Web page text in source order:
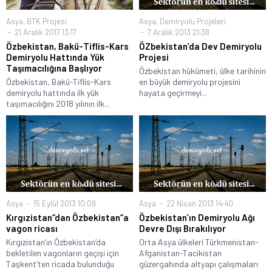
Asya, BTK Projesi
21 Aralık 2017 13:17
Özbekistan, Bakü-Tiflis-Kars
Demiryolu Hattında Yük
Taşımacılığına Başlıyor
Özbekistan, Bakü-Tiflis-Kars
demiryolu hattında ilk yük
taşımacılığını 2018 yılının ilk...
Asya, Demiryolu Projeleri
7 Aralık 2013 21:38
ÖZbekistan’da Dev Demiryolu
Projesi
Özbekistan hükümeti, ülke tarihinin
en büyük demiryolu projesini
hayata geçirmeyi...
Asya 15 Eylül 2013 10:09
Kırgızistan“dan Özbekistan“a
vagon ricası
Kırgızistan’ın Özbekistan’da
bekletilen vagonların geçişi için
Taşkent’ten ricada bulunduğu
Asya 22 Nisan 2013 14:40
Özbekistan’ın Demiryolu Ağı
Devre Dışı Bırakılıyor
Orta Asya ülkeleri Türkmenistan-
Afganistan-Tacikistan
güzergahında altyapı çalışmaları